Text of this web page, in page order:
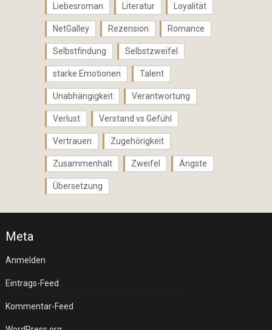
Liebesroman Literatur Loyalität
NetGalley Rezension Romance
Selbstfindung Selbstzweifel
starke Emotionen Talent
Unabhängigkeit Verantwortung
Verlust Verstand vs Gefühl
Vertrauen Zugehörigkeit
Zusammenhalt Zweifel Ängste
Übersetzung
Meta
Anmelden
Eintrags-Feed
Kommentar-Feed